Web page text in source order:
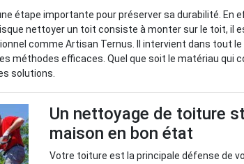
étape importante pour préserver sa durabilité. En
nettoyer un toit consiste à monter sur le toit, il
comme Artisan Ternus. Il intervient dans tout
méthodes efficaces. Quel que soit le matériau qui
solutions.
Un nettoyage de toiture
maison en bon état
Votre toiture est la principale défense de